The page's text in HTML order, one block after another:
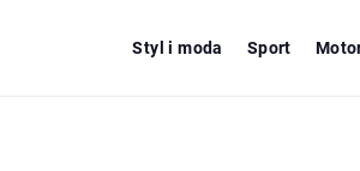
Styl i moda Sport